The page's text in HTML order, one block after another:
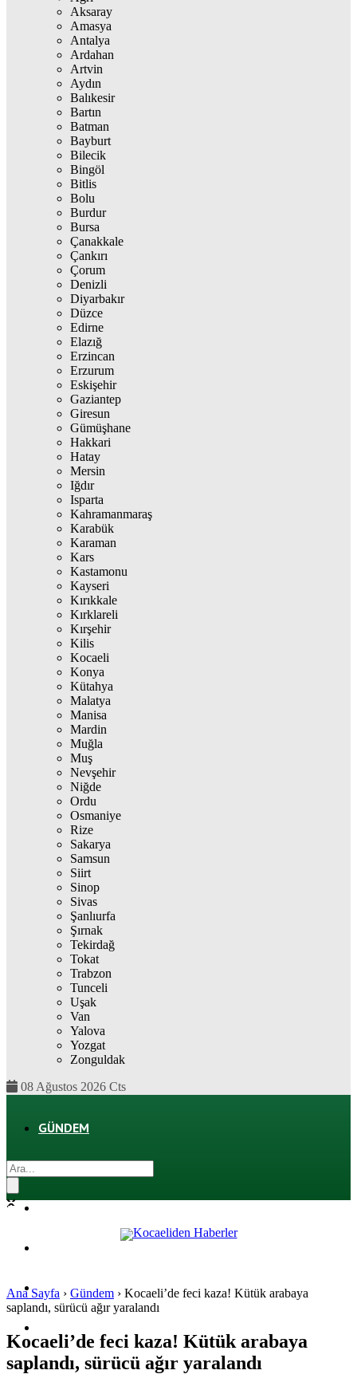
Aksaray
Amasya
Antalya
Ardahan
Artvin
Aydın
Balıkesir
Bartın
Batman
Bayburt
Bilecik
Bingöl
Bitlis
Bolu
Burdur
Bursa
Çanakkale
Çankırı
Çorum
Denizli
Diyarbakır
Düzce
Edirne
Elazığ
Erzincan
Erzurum
Eskişehir
Gaziantep
Giresun
Gümüşhane
Hakkari
Hatay
Mersin
Iğdır
Isparta
Kahramanmaraş
Karabük
Karaman
Kars
Kastamonu
Kayseri
Kırıkkale
Kırklareli
Kırşehir
Kilis
Kocaeli
Konya
Kütahya
Malatya
Manisa
Mardin
Muğla
Muş
Nevşehir
Niğde
Ordu
Osmaniye
Rize
Sakarya
Samsun
Siirt
Sinop
Sivas
Şanlıurfa
Şırnak
Tekirdağ
Tokat
Trabzon
Tunceli
Uşak
Van
Yalova
Yozgat
Zonguldak
08 Ağustos 2026 Cts
GÜNDEM
SPOR
SAĞLIK
Ana Sayfa › Gündem › Kocaeli’de feci kaza! Kütük arabaya
saplandı, sürücü ağır yaralandı
Kocaeli’de feci kaza! Kütük arabaya
saplandı, sürücü ağır yaralandı